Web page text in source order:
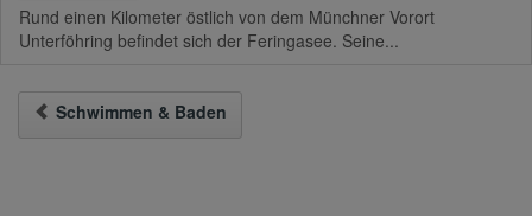
Rund einen Kilometer östlich von dem Münchner Vorort
Unterföhring befindet sich der Feringasee. Seine...
Schwimmen & Baden